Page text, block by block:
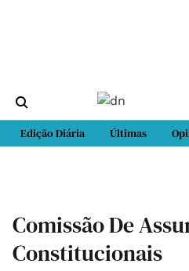
Edição Diária Últimas
Comissão De
Constitucionais